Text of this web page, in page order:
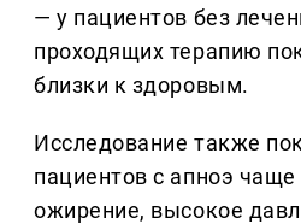
— у пациентов без
проходящих терапию
близки к здоровым.
Исследование также
пациентов с апноэ
ожирение, высокое